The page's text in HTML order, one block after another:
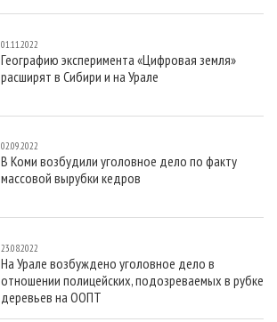
01.11.2022
Географию эксперимента «Цифровая земля»
расширят в Сибири и на Урале
02.09.2022
В Коми возбудили уголовное дело по факту
массовой вырубки кедров
23.08.2022
На Урале возбуждено уголовное дело в
отношении полицейских, подозреваемых в рубке
деревьев на ООПТ